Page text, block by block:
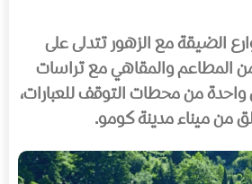
الضيقة مع الزهور تتدلى على
المطاعم والمقاهي مع تراسات
من محطات التوقف للعبارات،
من ميناء مدينة كومو.